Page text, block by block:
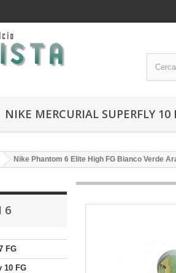
NIKE MERCURIAL SUPERFLY 10
Nike Phantom 6 Elite High FG Bianco Verde
6
FG
10 FG